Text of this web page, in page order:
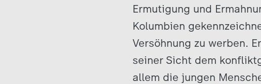
Ermutigung und
Kolumbien
Versöhnung zu werben.
seiner Sicht dem
allem die jungen